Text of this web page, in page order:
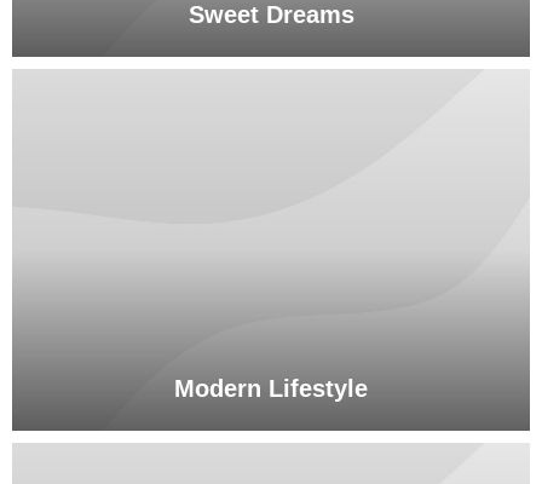
Sweet Dreams
Modern Lifestyle